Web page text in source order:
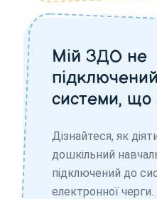
Мій ЗДО не
системи, що
Дізнайтеся, як
дошкільний
підключений до
електронної